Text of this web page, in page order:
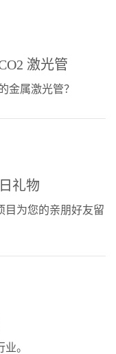
激光管
金属激光管？
礼物
目为您的亲朋好友留
。